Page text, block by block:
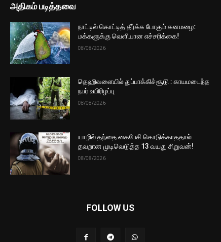
அதிகம் படித்தவை
நாட்டில் கொட்டித் தீர்க்க போகும் கனமழை:
மக்களுக்கு வெளியான எச்சரிக்கை!
08/08/2026
தெஹிவளையில் துப்பாக்கிச்சூடு : காயமடைந்த
நபர் உயிரிழப்பு
08/08/2026
யாழில் தந்தை கைபேசி கொடுக்காததால்
தவறான முடிவெடுத்த 13 வயது சிறுவன்!
08/08/2026
FOLLOW US